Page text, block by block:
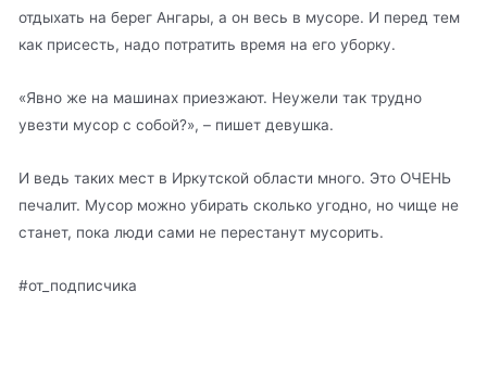
отдыхать на берег Ангары, а он весь в мусоре. И перед тем
как присесть, надо потратить время на его уборку.
«Явно же на машинах приезжают. Неужели так трудно
увезти мусор с собой?», – пишет девушка.
И ведь таких мест в Иркутской области много. Это ОЧЕНЬ
печалит. Мусор можно убирать сколько угодно, но чище не
станет, пока люди сами не перестанут мусорить.
#от_подписчика